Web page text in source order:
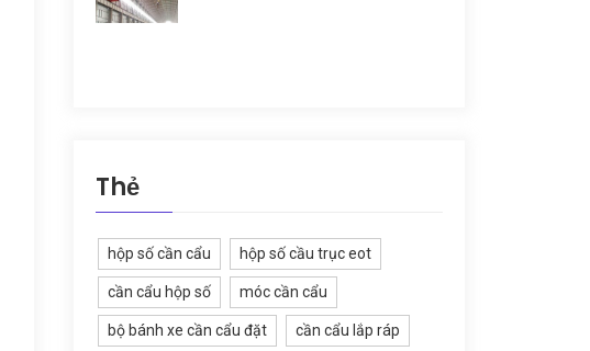
Thẻ
hộp số cần cẩu hộp số cầu trục eot
cần cẩu hộp số móc cần cẩu
bộ bánh xe cần cẩu đặt cần cẩu lắp ráp